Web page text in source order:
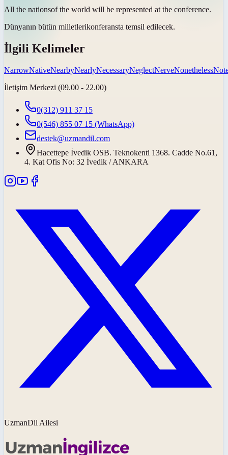
All the nationsof the world will be represented at the conference.
Dünyanın bütün milletlerikonferansta temsil edilecek.
İlgili Kelimeler
NarrowNativeNearbyNearlyNecessaryNeglectNerveNonetheless
İletişim Merkezi (09.00 - 22.00)
0(312) 911 37 15
0(546) 855 07 15 (WhatsApp)
destek@uzmandil.com
Hacettepe İvedik OSB. Teknokenti 1368. Cadde No.61,
4. Kat Ofis No: 32 İvedik / ANKARA
UzmanDil Ailesi